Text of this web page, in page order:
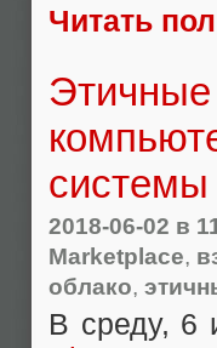
Читать
Этичные
системы
2018-06-02 в
Marketplace,
облако,
В среду, 6